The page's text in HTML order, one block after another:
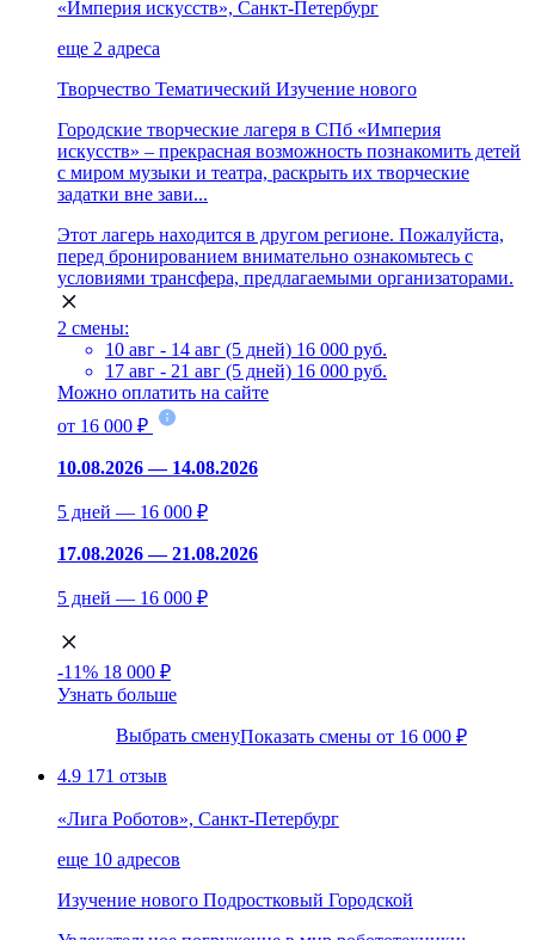
«Империя искусств», Санкт-Петербург
еще 2 адреса
Творчество Тематический Изучение нового
Городские творческие лагеря в СПб «Империя
искусств» – прекрасная возможность познакомить детей
с миром музыки и театра, раскрыть их творческие
задатки вне зави...
Этот лагерь находится в другом регионе. Пожалуйста,
перед бронированием внимательно ознакомьтесь с
условиями трансфера, предлагаемыми организаторами.
2 смены:
10 авг - 14 авг (5 дней) 16 000 руб.
17 авг - 21 авг (5 дней) 16 000 руб.
Можно оплатить на сайте
от 16 000 ₽
10.08.2026 — 14.08.2026
5 дней — 16 000 ₽
17.08.2026 — 21.08.2026
5 дней — 16 000 ₽
-11% 18 000 ₽
Узнать больше
Выбрать сменуПоказать смены от 16 000 ₽
4.9 171 отзыв
«Лига Роботов», Санкт-Петербург
еще 10 адресов
Изучение нового Подростковый Городской